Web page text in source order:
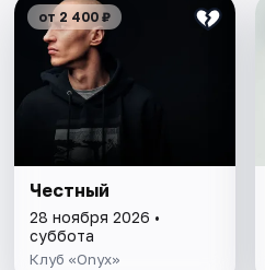
от 2 400 ₽
Честный
28 ноября 2026 •
суббота
Клуб «Onyx»